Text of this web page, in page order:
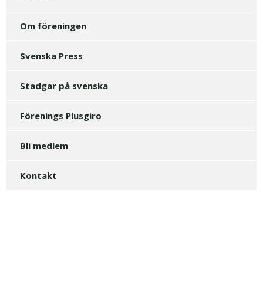
Om föreningen
Svenska Press
Stadgar på svenska
Förenings Plusgiro
Bli medlem
Kontakt